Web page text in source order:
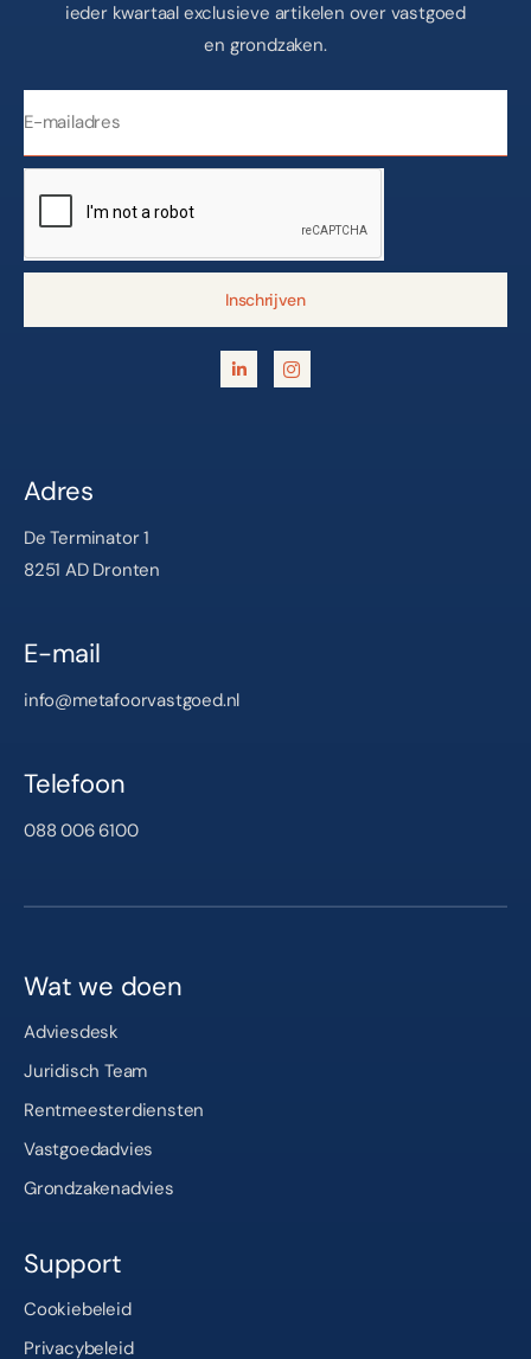
ieder kwartaal exclusieve artikelen over vastgoed
en grondzaken.
Inschrijven
Adres
De Terminator 1
8251 AD Dronten
E-mail
info@metafoorvastgoed.nl
Telefoon
088 006 6100
Wat we doen
Adviesdesk
Juridisch Team
Rentmeesterdiensten
Vastgoedadvies
Grondzakenadvies
Support
Cookiebeleid
Privacybeleid